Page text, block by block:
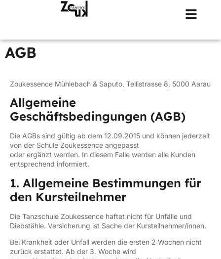
AGB
Zoukessence Mühlebach & Saputo, Tellistrasse 8, 5000 Aarau
Allgemeine
Geschäftsbedingungen (AGB)
Die AGBs sind gültig ab dem 12.09.2015 und können jederzeit
von der Schule Zoukessence angepasst
oder ergänzt werden. In diesem Falle werden alle Kunden
entsprechend informiert.
1. Allgemeine Bestimmungen für
den Kursteilnehmer
Die Tanzschule Zoukessence haftet nicht für Unfälle und
Diebstähle. Versicherung ist Sache der Kursteilnehmer/innen.
Bei Krankheit oder Unfall werden die ersten 2 Wochen nicht
zurück erstattet. Ab der 3. Woche wird